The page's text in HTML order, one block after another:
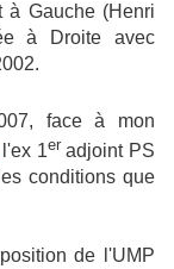
à Gauche (Henri
à Droite avec
face à mon
l'ex 1er adjoint PS
conditions que
de l'UMP